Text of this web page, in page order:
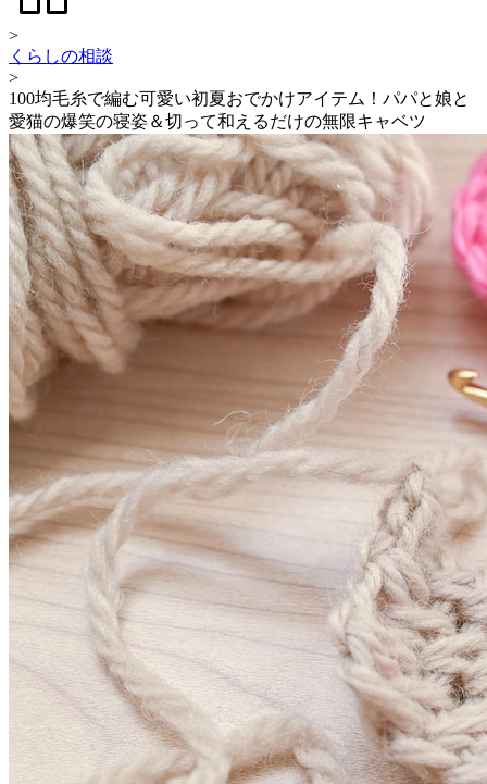
>
くらしの相談
>
100均毛糸で編む可愛い初夏おでかけアイテム！パパと娘と
愛猫の爆笑の寝姿＆切って和えるだけの無限キャベツ